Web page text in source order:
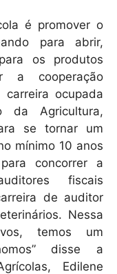
é promover o
para abrir,
os produtos
a cooperação
ocupada
da Agricultura,
se tornar um
mínimo 10 anos
concorrer a
fiscais
de auditor
Nessa
temos um
disse a
Edilene